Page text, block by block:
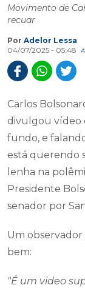
Movimento de
recuar
Por Adelor Lessa
04/07/2025 - 05:48
Carlos
divulgou vídeo
fundo, e
está querendo
lenha na
Presidente
senador por
Um
bem:
"É um video